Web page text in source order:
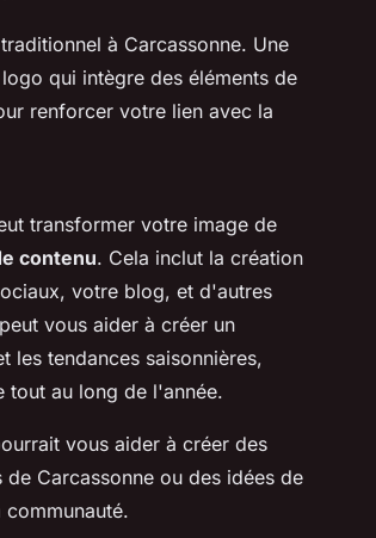
à Carcassonne. Une
qui intègre des éléments de
renforcer votre lien avec la
transformer votre image de
contenu. Cela inclut la création
votre blog, et d'autres
vous aider à créer un
les tendances saisonnières,
tout au long de l'année.
vous aider à créer des
Carcassonne ou des idées de